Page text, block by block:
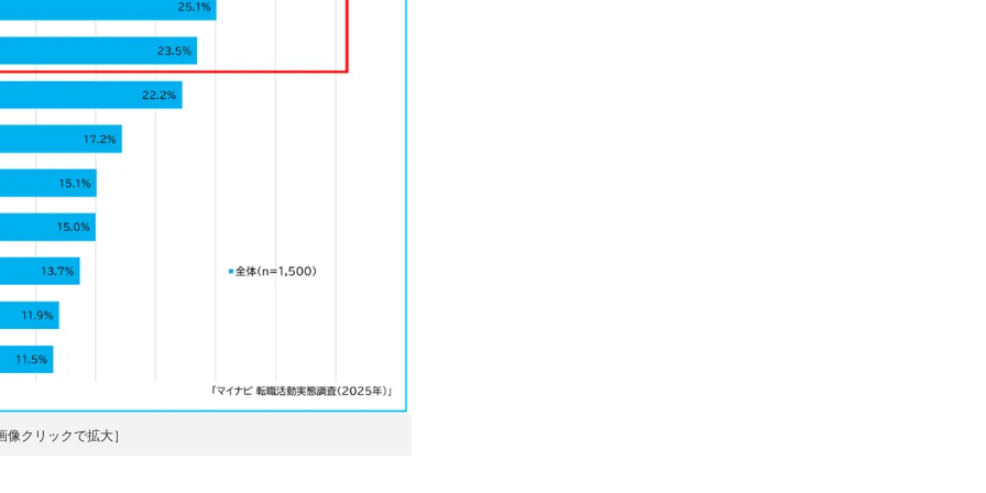
像クリックで拡大］